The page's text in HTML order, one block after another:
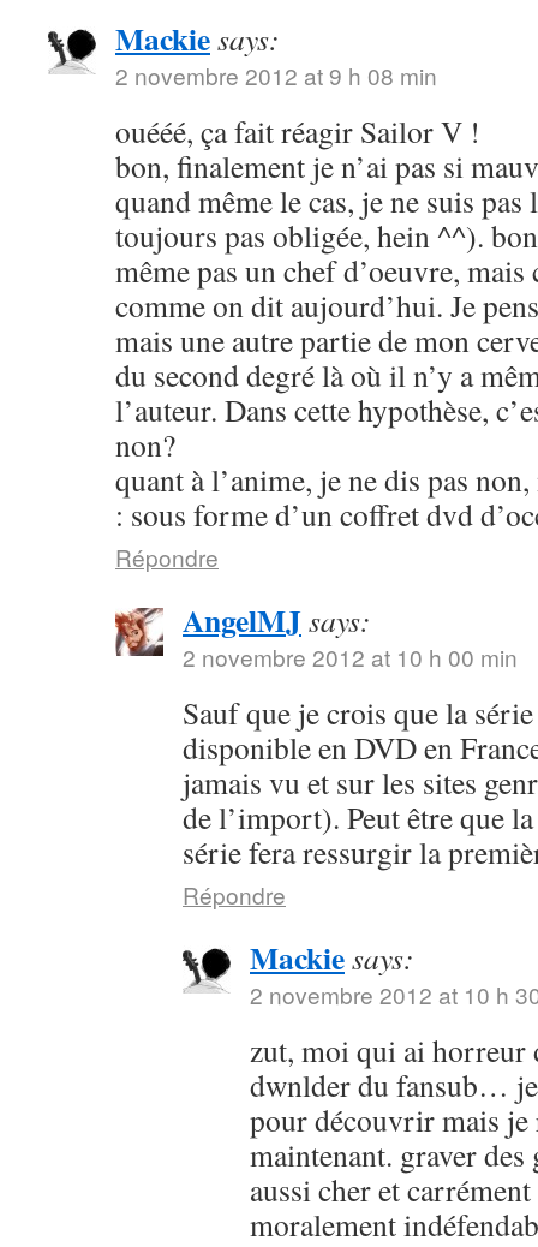
Mackiesays:
2 novembre 2012 at 9 h 08 min
ouééé, ça fait réagir Sailor V !
bon, finalement je n’ai pas si
quand même le cas, je ne suis pas
toujours pas obligée, hein ^^).
même pas un chef d’oeuvre,
comme on dit aujourd’hui. Je
mais une autre partie de mon
du second degré là où il n’y a
l’auteur. Dans cette hypothèse,
non?
quant à l’anime, je ne dis pas
: sous forme d’un coffret dvd
Répondre
AngelMJsays:
2 novembre 2012 at 10 h 00 min
Sauf que je crois que la
disponible en DVD en
jamais vu et sur les sites
de l’import). Peut être que
série fera ressurgir la
Répondre
Mackiesays:
2 novembre 2012 at 10 h
zut, moi qui ai horreur
dwnlder du fansub…
pour découvrir mais je
maintenant. graver des
aussi cher et
moralement